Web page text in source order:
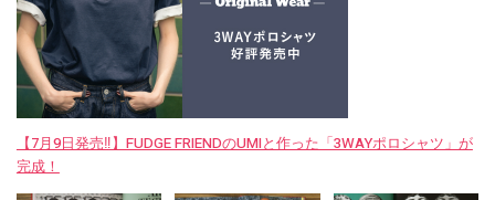
【7月9日発売‼︎】FUDGE FRIENDのUMIと作った「3WAYポロシャツ」が
完成！